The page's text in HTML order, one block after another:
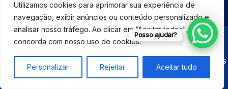
Utilizamos cookies para aprimorar sua experiência de
navegação, exibir anúncios ou conteúdo personalizado e
analisar nosso tráfego. Ao clicar em “Aceitar todos”, você
concorda com nosso uso de cookies.
Personalizar Rejeitar Aceitar tudo
© 2026 - ASSISTÊNCIA TÉCNICA ESPECIALIZADA
EQUIPAMENTOS BRUKER - Todos os direitos reservados
Posso ajudar?